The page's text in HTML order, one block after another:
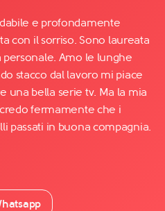
e profondamente
con il sorriso. Sono laureata
Amo le lunghe
stacco dal lavoro mi piace
una bella serie tv. Ma la mia
fermamente che i
passati in buona compagnia.